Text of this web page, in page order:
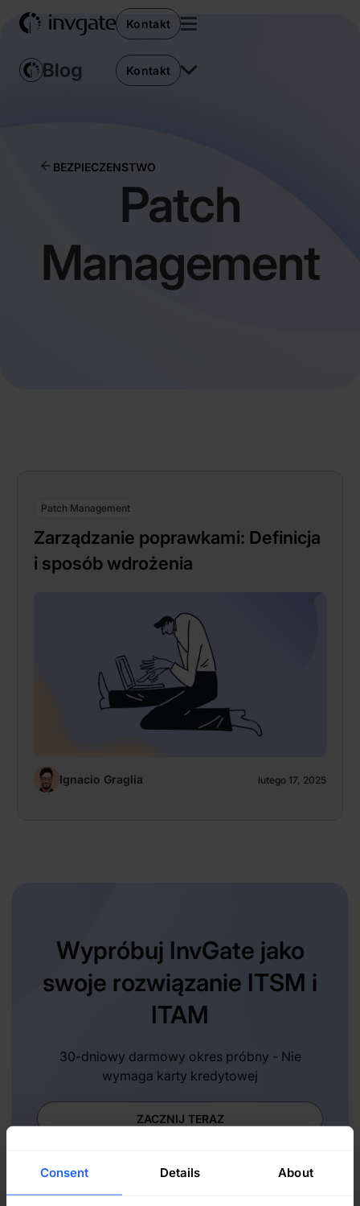
Consent Details About
Kontakt
Kontakt
BEZPIECZENSTWO
Patch
Management
Patch Management
Zarządzanie poprawkami: Definicja
i sposób wdrożenia
Ignacio Graglia lutego 17, 2025
Wypróbuj InvGate jako
swoje rozwiązanie ITSM i
ITAM
30-dniowy darmowy okres próbny - Nie
wymaga karty kredytowej
ZACZNIJ TERAZ